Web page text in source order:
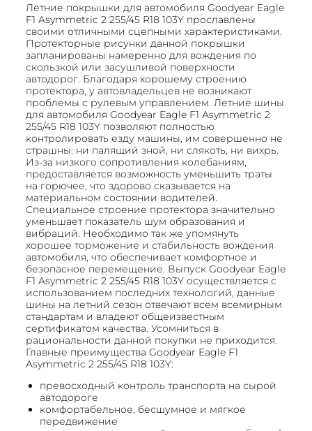
Летние покрышки для автомобиля Goodyear Eagle
F1 Asymmetric 2 255/45 R18 103Y прославлены
своими отличными сцепными характеристиками.
Протекторные рисунки данной покрышки
запланированы намеренно для вождения по
скользкой или засушливой поверхности
автодорог. Благодаря хорошему строению
протектора, у автовладельцев не возникают
проблемы с рулевым управлением. Летние шины
для автомобиля Goodyear Eagle F1 Asymmetric 2
255/45 R18 103Y позволяют полностью
контролировать езду машины, им совершенно не
страшны: ни палящий зной, ни слякоть, ни вихрь.
Из-за низкого сопротивления колебаниям,
предоставляется возможность уменьшить траты
на горючее, что здорово сказывается на
материальном состоянии водителей.
Специальное строение протектора значительно
уменьшает показатель шум образования и
вибраций. Необходимо так же упомянуть
хорошее торможение и стабильность вождения
автомобиля, что обеспечивает комфортное и
безопасное перемещение. Выпуск Goodyear Eagle
F1 Asymmetric 2 255/45 R18 103Y осуществляется с
использованием последних технологий, данные
шины на летний сезон отвечают всем всемирным
стандартам и владеют общеизвестным
сертификатом качества. Усомниться в
рациональности данной покупки не приходится.
Главные преимущества Goodyear Eagle F1
Asymmetric 2 255/45 R18 103Y:
превосходный контроль транспорта на сырой
автодороге
комфортабельное, бесшумное и мягкое
передвижение